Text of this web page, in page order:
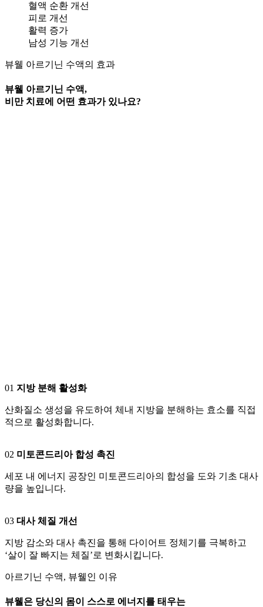
혈액 순환 개선
피로 개선
활력 증가
남성 기능 개선
뷰웰 아르기닌 수액의 효과
뷰웰 아르기닌 수액,
비만 치료에 어떤 효과가 있나요?
01 지방 분해 활성화
산화질소 생성을 유도하여 체내 지방을 분해하는 효소를 직접
적으로 활성화합니다.
02 미토콘드리아 합성 촉진
세포 내 에너지 공장인 미토콘드리아의 합성을 도와 기초 대사
량을 높입니다.
03 대사 체질 개선
지방 감소와 대사 촉진을 통해 다이어트 정체기를 극복하고
‘살이 잘 빠지는 체질’로 변화시킵니다.
아르기닌 수액, 뷰웰인 이유
뷰웰은 당신의 몸이 스스로 에너지를 태우는